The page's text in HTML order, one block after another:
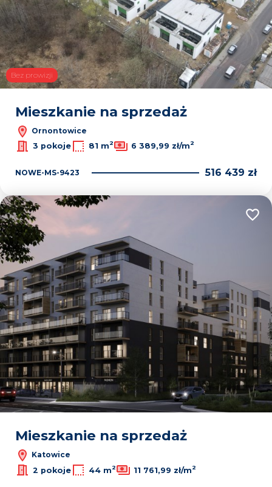
Bez prowizji
Mieszkanie na sprzedaż
Ornontowice
3 pokoje
81 m2 6 389,99 zł/m2
NOWE-MS-9423 516 439 zł
Mieszkanie na sprzedaż
Katowice
2 pokoje
44 m2 11 761,99 zł/m2